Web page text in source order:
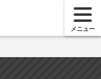
メニュー